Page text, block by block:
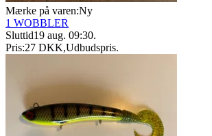
Mærke på varen:Ny
1 WOBBLER
Sluttid19 aug. 09:30.
Pris:27 DKK,Udbudspris.